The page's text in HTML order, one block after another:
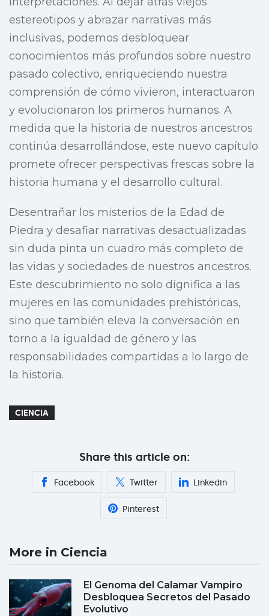
estereotipos y abrazar narrativas más
inclusivas, podemos desbloquear
conocimientos más profundos sobre nuestro
pasado colectivo, enriqueciendo nuestra
comprensión de cómo vivieron, interactuaron
y evolucionaron los primeros humanos. A
medida que la historia de nuestros ancestros
continúa desarrollándose, este nuevo capítulo
promete ofrecer perspectivas frescas sobre la
historia humana y el desarrollo cultural.
Desentrañar los misterios de la Edad de
Piedra y desafiar narrativas desactualizadas
sin duda pinta un cuadro más completo de
las vidas y sociedades de nuestros ancestros.
Este descubrimiento no solo dignifica a las
mujeres en las comunidades prehistóricas,
sino que también eleva la conversación en
torno a la igualdad de género y las
responsabilidades compartidas a lo largo de
la historia.
CIENCIA
Share this article on:
Facebook Twitter Linkedin
Pinterest
More in Ciencia
El Genoma del Calamar Vampiro
Desbloquea Secretos del Pasado
Evolutivo